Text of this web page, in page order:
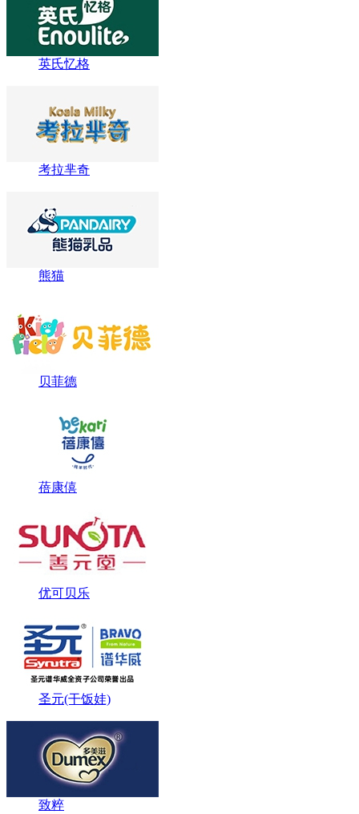
英氏忆格
考拉芈奇
熊猫
贝菲德
蓓康僖
优可贝乐
圣元(干饭娃)
致粹